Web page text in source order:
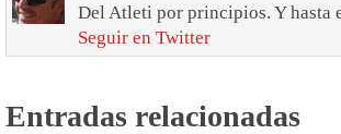
Del Atleti por principios. Y hasta
Seguir en Twitter
Entradas relacionadas